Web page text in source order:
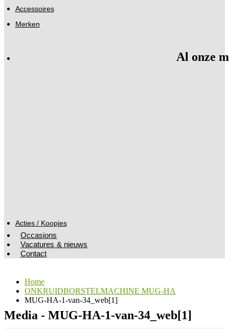
Accessoires
Merken
Al onze
Acties / Koopjes
Occasions
Vacatures & nieuws
Contact
Home
ONKRUIDBORSTELMACHINE MUG-HA
MUG-HA-1-van-34_web[1]
Media - MUG-HA-1-van-34_web[1]